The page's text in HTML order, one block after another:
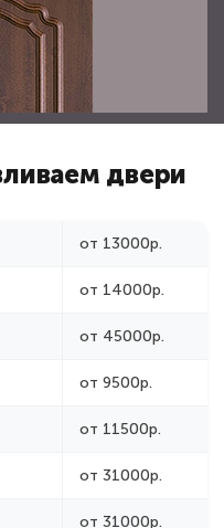
двери
от 13000р.
от 14000р.
от 45000р.
от 9500р.
от 11500р.
от 31000р.
от 31000р.
от 17000р.